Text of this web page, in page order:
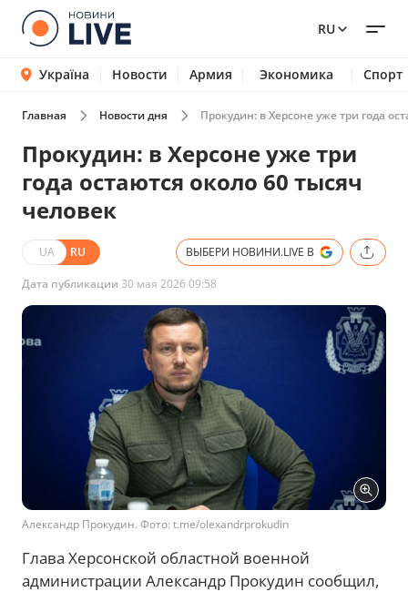
RU
Україна Новости Армия Экономика Спорт
Главная Новости дня Прокудин: в Херсоне уже три года
Прокудин: в Херсоне уже три
года остаются около 60 тысяч
человек
UA RU ВЫБЕРИ НОВИНИ.LIVE В
Дата публикации 30 мая 2026 09:58
Александр Прокудин. Фото: t.me/olexandrprokudin
Глава Херсонской областной военной
администрации Александр Прокудин сообщил,